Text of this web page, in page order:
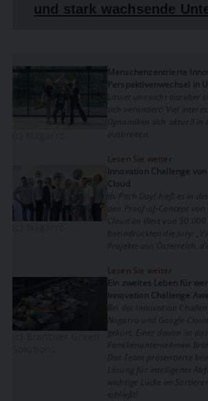
und stark wachsende
Menschenzentrierte
Perspektivenwechsel in
Lasset uns nicht darüber
sich verändert! Viel
Dynamiken sich aktuell in
ausbreiten.
Lesen Sie weiter
Innovation Challenge
Cloud
It´s Pitch Day! hieß es in
den Proof-of-Concept
Cloud im Wert von 50.000
beeindruckten die Jury:
Projekte aus Österreich,
Lesen Sie weiter
Ein zweites Leben für
Innovation Challenge
Bei der Innovation
Nagarro und Google
gekürt. Einer davon ist
Familienunternehmen
Das Team präsentierte
Lösung für intelligente
wichtige Lücke im
schließt!